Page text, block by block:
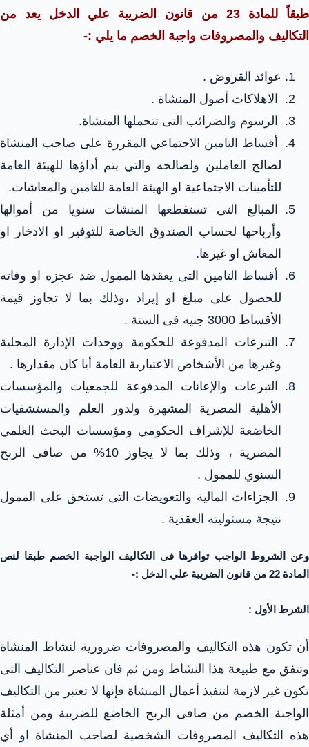
طبقاً للمادة 23 من قانون الضريبة علي الدخل يعد من
التكاليف والمصروفات واجبة الخصم ما يلي :-
عوائد القروض .
الاهلاكات أصول المنشاة .
الرسوم والضرائب التى تتحملها المنشاة.
أقساط التامين الاجتماعي المقررة على صاحب المنشاة
لصالح العاملين ولصالحه والتي يتم أداؤها للهيئة العامة
للتأمينات الاجتماعية او الهيئة العامة للتامين والمعاشات.
المبالغ التى تستقطعها المنشات سنويا من أموالها
وأرباحها لحساب الصندوق الخاصة للتوفير او الادخار او
المعاش او غيرها.
أقساط التامين التى يعقدها الممول ضد عجزه او وفاته
للحصول على مبلغ او إيراد ،وذلك بما لا تجاوز قيمة
الأقساط 3000 جنيه فى السنة .
التبرعات المدفوعة للحكومة ووحدات الإدارة المحلية
وغيرها من الأشخاص الاعتبارية العامة أيا كان مقدارها .
التبرعات والإعانات المدفوعة للجمعيات والمؤسسات
الأهلية المصرية المشهرة ولدور العلم والمستشفيات
الخاضعة للإشراف الحكومي ومؤسسات البحث العلمي
المصرية ، وذلك بما لا يجاوز 10% من صافى الربح
السنوي للممول .
الجزاءات المالية والتعويضات التى تستحق على الممول
نتيجة مسئوليته العقدية .
وعن الشروط الواجب توافرها فى التكاليف الواجبة الخصم طبقا لنص
المادة 22 من قانون الضريبة علي الدخل :-
الشرط الأول :
أن تكون هذه التكاليف والمصروفات ضرورية لنشاط المنشاة
وتتفق مع طبيعة هذا النشاط ومن ثم فان عناصر التكاليف التى
تكون غير لازمة لتنفيذ أعمال المنشاة فإنها لا تعتبر من التكاليف
الواجبة الخصم من صافى الربح الخاضع للضريبة ومن أمثلة
هذه التكاليف المصروفات الشخصية لصاحب المنشاة او أي